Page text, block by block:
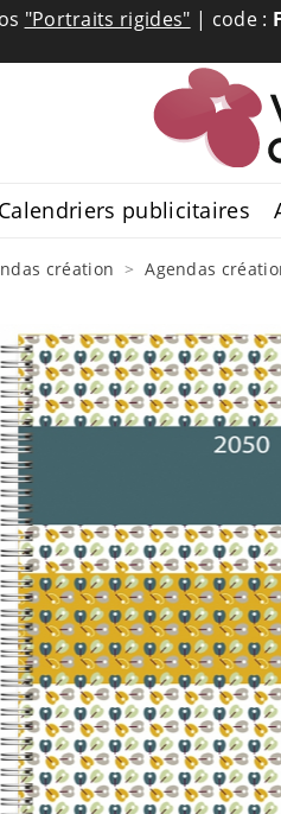
"Portraits rigides" | code :
Calendriers publicitaires
création Agendas